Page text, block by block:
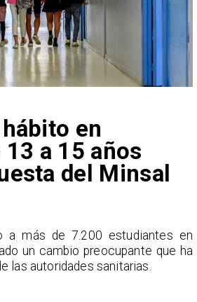
en
a 15 años
del Minsal
a más de 7.200 estudiantes en
un cambio preocupante que ha
las autoridades sanitarias.